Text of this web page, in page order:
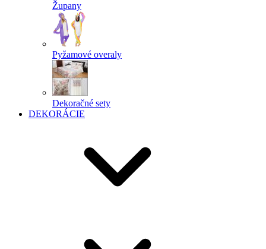
Župany
Pyžamové overaly
Dekoračné sety
DEKORÁCIE